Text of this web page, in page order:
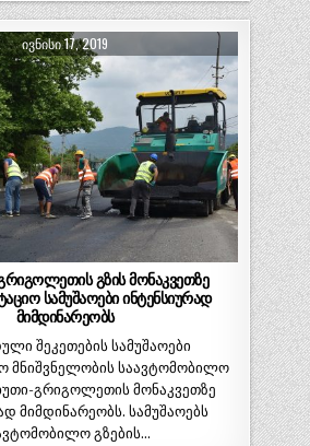
ᲘᲕᲜᲘᲡᲘ 17, 2019
გზის მონაკვეთზე
სამუშაოები ინტენსიურად
მიმდინარეობს
შეკეთების სამუშაოები
მნიშვნელობის საავტომობილო
გრიგოლეთის მონაკვეთზე
მიმდინარეობს. სამუშაოებს
გზების…